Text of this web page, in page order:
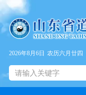
2026年8月6日 农历六月廿四